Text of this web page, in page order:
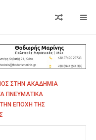
ΣΤΗΝ ΑΚΑΔΗΜΙΑ
ΠΝΕΥΜΑΤΙΚΑ
ΕΠΟΧΗ ΤΗΣ